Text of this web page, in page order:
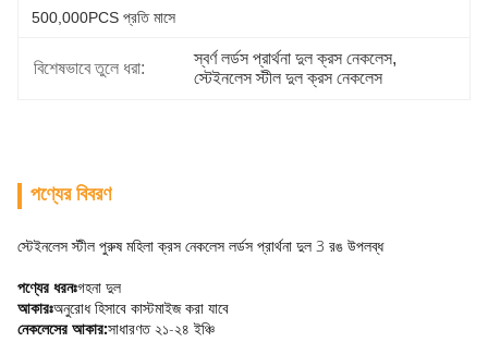
500,000PCS প্রতি মাসে
বিশেষভাবে তুলে ধরা:
স্বর্ণ লর্ডস প্রার্থনা দুল ক্রস নেকলেস,
স্টেইনলেস স্টীল দুল ক্রস নেকলেস
পণ্যের বিবরণ
স্টেইনলেস স্টীল পুরুষ মহিলা ক্রস নেকলেস লর্ডস প্রার্থনা দুল 3 রঙ উপলব্ধ
পণ্যের ধরনঃগহনা দুল
আকারঃঅনুরোধ হিসাবে কাস্টমাইজ করা যাবে
নেকলেসের আকার:সাধারণত ২১-২৪ ইঞ্চি